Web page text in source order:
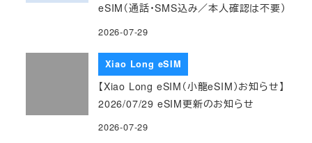
eSIM（通話・SMS込み／本人確認は不要）
2026-07-29
Xiao Long eSIM
【Xiao Long eSIM（小龍eSIM）お知らせ】
2026/07/29 eSIM更新のお知らせ
2026-07-29